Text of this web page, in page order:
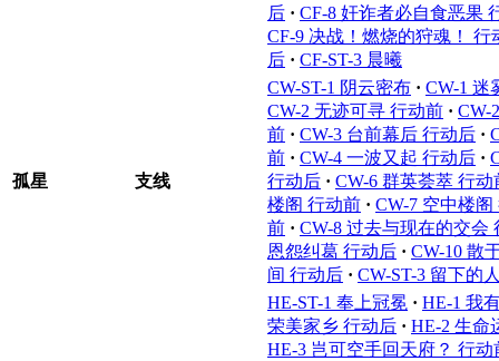
后 · CF-8 奸诈者必自食恶果
CF-9 决战！燃烧的狩魂！ 行
后 · CF-ST-3 晨曦
孤星 支线
CW-ST-1 阴云密布 · CW-1 迷
CW-2 无迹可寻 行动前 · CW-
前 · CW-3 台前幕后 行动后 ·
前 · CW-4 一波又起 行动后 ·
行动后 · CW-6 群英荟萃 行动
楼阁 行动前 · CW-7 空中楼阁
前 · CW-8 过去与现在的交会
恩怨纠葛 行动后 · CW-10 散
间 行动后 · CW-ST-3 留下的
HE-ST-1 奉上冠冕 · HE-1 我
荣美家乡 行动后 · HE-2 生命
HE-3 岂可空手回天府？ 行动